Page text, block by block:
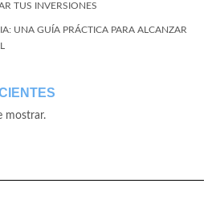
TUS INVERSIONES
UNA GUÍA PRÁCTICA PARA ALCANZAR
mostrar.